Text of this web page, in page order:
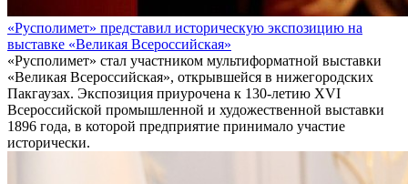
«Русполимет» представил историческую экспозицию на
выставке «Великая Всероссийская»
«Русполимет» стал участником мультиформатной выставки
«Великая Всероссийская», открывшейся в нижегородских
Пакгаузах. Экспозиция приурочена к 130-летию XVI
Всероссийской промышленной и художественной выставки
1896 года, в которой предприятие принимало участие
исторически.